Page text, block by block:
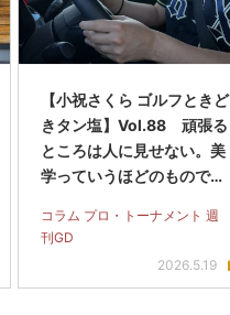
【小祝さくら ゴルフときど
きタン塩】Vol.88 頑張る
ところは人に見せない。美
学っていうほどのものでは
コラム プロ・トーナメント 週
刊GD
2026.5.19